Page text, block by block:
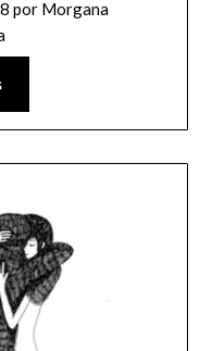
por Morgana